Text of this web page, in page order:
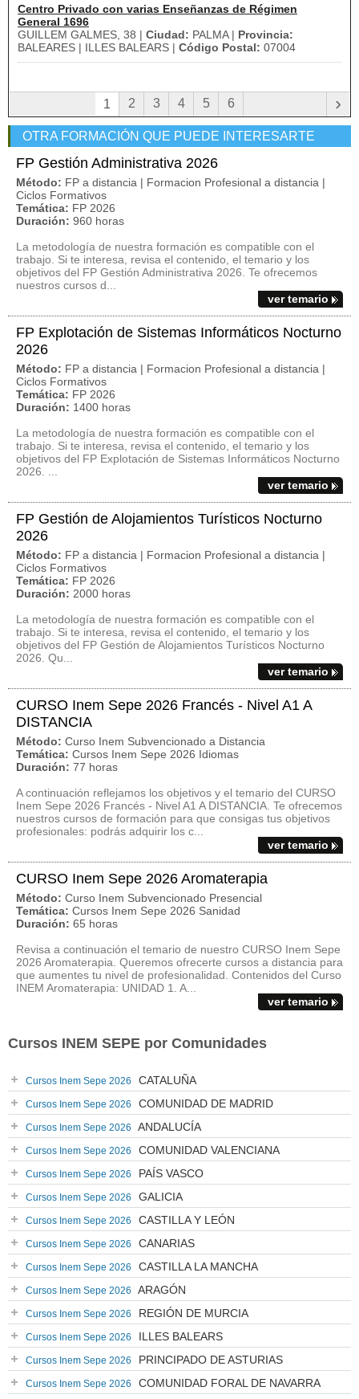
Centro Privado con varias Enseñanzas de Régimen
General 1696
GUILLEM GALMES, 38 | Ciudad: PALMA | Provincia:
BALEARES | ILLES BALEARS | Código Postal: 07004
1 2 3 4 5 6 ›
OTRA FORMACIÓN QUE PUEDE INTERESARTE
FP Gestión Administrativa 2026
Método: FP a distancia | Formacion Profesional a distancia |
Ciclos Formativos
Temática: FP 2026
Duración: 960 horas
La metodología de nuestra formación es compatible con el
trabajo. Si te interesa, revisa el contenido, el temario y los
objetivos del FP Gestión Administrativa 2026. Te ofrecemos
nuestros cursos d...
ver temario
FP Explotación de Sistemas Informáticos Nocturno
2026
Método: FP a distancia | Formacion Profesional a distancia |
Ciclos Formativos
Temática: FP 2026
Duración: 1400 horas
La metodología de nuestra formación es compatible con el
trabajo. Si te interesa, revisa el contenido, el temario y los
objetivos del FP Explotación de Sistemas Informáticos Nocturno
2026. ...
ver temario
FP Gestión de Alojamientos Turísticos Nocturno
2026
Método: FP a distancia | Formacion Profesional a distancia |
Ciclos Formativos
Temática: FP 2026
Duración: 2000 horas
La metodología de nuestra formación es compatible con el
trabajo. Si te interesa, revisa el contenido, el temario y los
objetivos del FP Gestión de Alojamientos Turísticos Nocturno
2026. Qu...
ver temario
CURSO Inem Sepe 2026 Francés - Nivel A1 A
DISTANCIA
Método: Curso Inem Subvencionado a Distancia
Temática: Cursos Inem Sepe 2026 Idiomas
Duración: 77 horas
A continuación reflejamos los objetivos y el temario del CURSO
Inem Sepe 2026 Francés - Nivel A1 A DISTANCIA. Te ofrecemos
nuestros cursos de formación para que consigas tus objetivos
profesionales: podrás adquirir los c...
ver temario
CURSO Inem Sepe 2026 Aromaterapia
Método: Curso Inem Subvencionado Presencial
Temática: Cursos Inem Sepe 2026 Sanidad
Duración: 65 horas
Revisa a continuación el temario de nuestro CURSO Inem Sepe
2026 Aromaterapia. Queremos ofrecerte cursos a distancia para
que aumentes tu nivel de profesionalidad. Contenidos del Curso
INEM Aromaterapia: UNIDAD 1. A...
ver temario
Cursos INEM SEPE por Comunidades
Cursos Inem Sepe 2026 CATALUÑA
Cursos Inem Sepe 2026 COMUNIDAD DE MADRID
Cursos Inem Sepe 2026 ANDALUCÍA
Cursos Inem Sepe 2026 COMUNIDAD VALENCIANA
Cursos Inem Sepe 2026 PAÍS VASCO
Cursos Inem Sepe 2026 GALICIA
Cursos Inem Sepe 2026 CASTILLA Y LEÓN
Cursos Inem Sepe 2026 CANARIAS
Cursos Inem Sepe 2026 CASTILLA LA MANCHA
Cursos Inem Sepe 2026 ARAGÓN
Cursos Inem Sepe 2026 REGIÓN DE MURCIA
Cursos Inem Sepe 2026 ILLES BALEARS
Cursos Inem Sepe 2026 PRINCIPADO DE ASTURIAS
Cursos Inem Sepe 2026 COMUNIDAD FORAL DE NAVARRA